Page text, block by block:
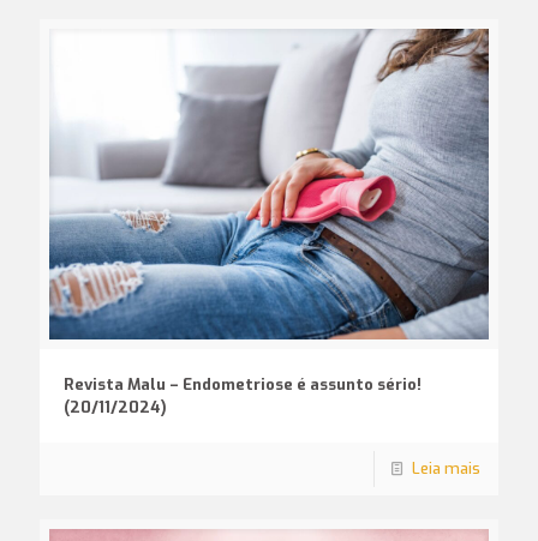
Revista Malu – Endometriose é assunto sério!
(20/11/2024)
Leia mais